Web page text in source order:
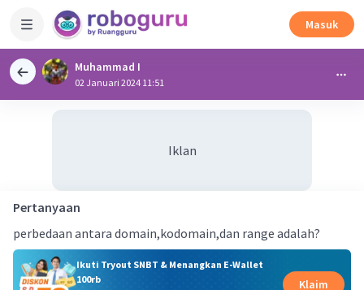
Masuk
Muhammad I
02 Januari 2024 11:51
Iklan
Pertanyaan
perbedaan antara domain,kodomain,dan range adalah?
Ikuti Tryout SNBT & Menangkan E-Wallet
100rb
Klaim